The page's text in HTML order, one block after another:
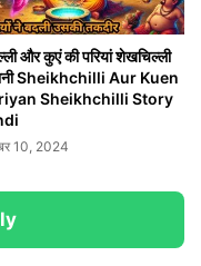
और कुएं की परियां शेखचिल्ली
Sheikhchilli Aur Kuen
Sheikhchilli Story
10, 2024